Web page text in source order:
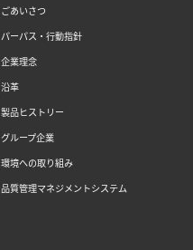
ごあいさつ
パーパス・行動指針
企業理念
沿革
製品ヒストリー
グループ企業
環境への取り組み
品質管理マネジメントシステム